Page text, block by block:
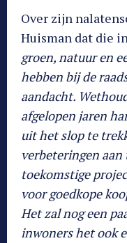
Over zijn
Huisman dat die
groen, natuur en
hebben bij de
aandacht.
afgelopen jaren
uit het slop te
verbeteringen aan
toekomstige
voor goedkope
Het zal nog een
inwoners het ook